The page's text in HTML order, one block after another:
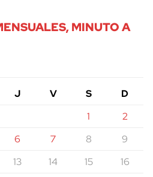
MINUTO A
J V S
D
1
2
6 7 8
9
13 14 15
16